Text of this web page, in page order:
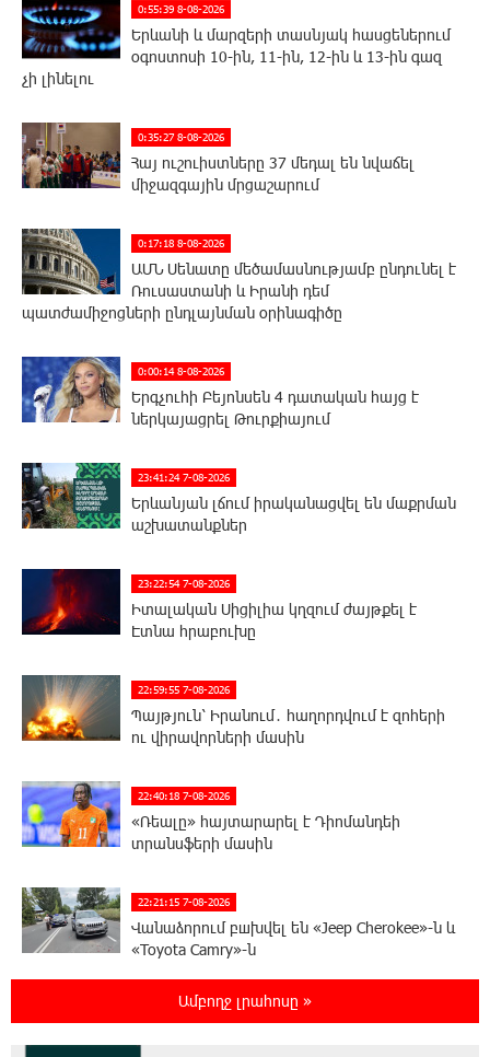
0:55:39 8-08-2026
Երևանի և մարզերի տասնյակ հասցեներում
օգոստոսի 10-ին, 11-ին, 12-ին և 13-ին գազ
չի լինելու
0:35:27 8-08-2026
Հայ ուշուիստները 37 մեդալ են նվաճել
միջազգային մրցաշարում
0:17:18 8-08-2026
ԱՄՆ Սենատը մեծամասնությամբ ընդունել է
Ռուսաստանի և Իրանի դեմ
պատժամիջոցների ընդլայնման օրինագիծը
0:00:14 8-08-2026
Երգչուհի Բեյոնսեն ​​4 դատական հայց է
ներկայացրել Թուրքիայում
23:41:24 7-08-2026
Երևանյան լճում իրականացվել են մաքրման
աշխատանքներ
23:22:54 7-08-2026
Իտալական Սիցիլիա կղզում ժայթքել է
Էտնա հրաբուխը
22:59:55 7-08-2026
Պայթյուն՝ Իրանում․ հաղորդվում է զոհերի
ու վիրավորների մասին
22:40:18 7-08-2026
«Ռեալը» հայտարարել է Դիոմանդեի
տրանսֆերի մասին
22:21:15 7-08-2026
Վանաձորում բшխվել են «Jeep Cherokee»-ն և
«Toyota Camry»-ն
22:03:58 7-08-2026
Ամբողջ լրահոսը »